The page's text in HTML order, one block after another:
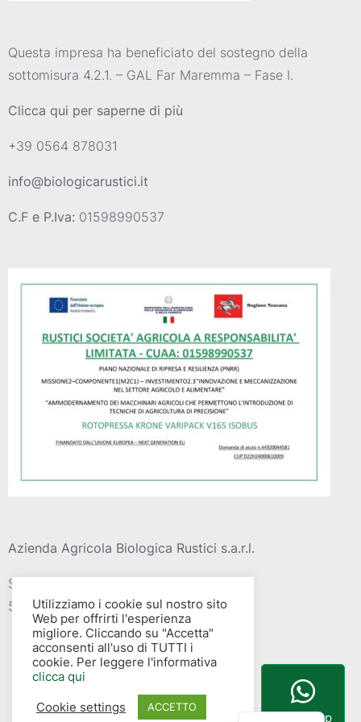
Questa impresa ha beneficiato del sostegno della
sottomisura 4.2.1. – GAL Far Maremma – Fase I.
Clicca qui per saperne di più
+39 0564 878031
info@biologicarustici.it
C.F e P.Iva: 01598990537
Azienda Agricola Biologica Rustici s.a.r.l.
Strada vic. Della barca del grazi, 4
58015 – Albinia (GR)
Utilizziamo i cookie sul nostro sito
Web per offrirti l'esperienza
migliore. Cliccando su "Accetta"
acconsenti all'uso di TUTTI i
cookie. Per leggere l'informativa
clicca qui
Cookie settings
ACCETTO
WhatsApp
English